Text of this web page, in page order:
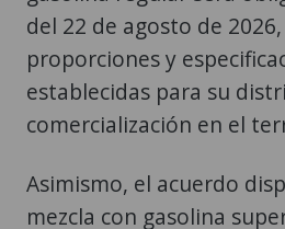
del 22 de agosto de
proporciones y
establecidas para su
comercialización en el
Asimismo, el acuerdo
mezcla con gasolina